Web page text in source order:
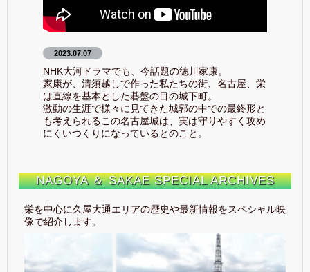
2023.07.07
NHK大河ドラマでも、今話題の徳川家康。
家康が、清須越しで作った私たちの街、名古屋、栄
は直線を基本とした碁盤の目の城下町。
激動の生涯で様々に見てきた城郭の中での最終形と
も考えられるこの名古屋城は、実は守りやすく攻め
にくいつくりになっているとのこと。
NAGOYA ＆ SAKAESPECIAL ARCHIVES
栄を中心に久屋大通エリアの歴史や最新情報をスペシャル映
像で紹介します。